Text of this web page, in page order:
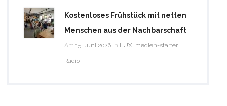
Kostenloses Frühstück mit netten
Menschen aus der Nachbarschaft
Am 15. Juni 2026 in LUX medien-starter,
Radio